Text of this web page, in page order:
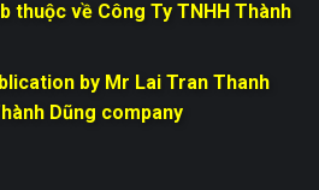
thuộc về Công Ty TNHH Thành
by Mr Lai Tran Thanh
Dũng company